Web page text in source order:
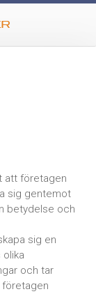
att företagen
sig gentemot
betydelse och
sig en
och tar
företagen